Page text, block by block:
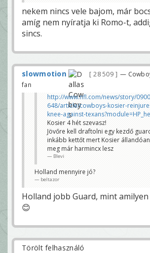
nekem nincs vele bajom, már
amíg nem nyíratja ki Romo-t,
sincs.
slowmotion 28 509
—
fan
http://www.nfl.com/news/story/
648/article/cowboys-kosier-
knee-against-
Kosier 4 hét szevasz!
Jövőre kell draftolni egy kezdő
inkább kettőt mert Kosier
meg már harmincx lesz
Blevi
Holland mennyire jó?
beltazor
Holland jobb Guard, mint
😊
Törölt felhasználó